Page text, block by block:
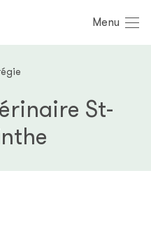
Menu
St-